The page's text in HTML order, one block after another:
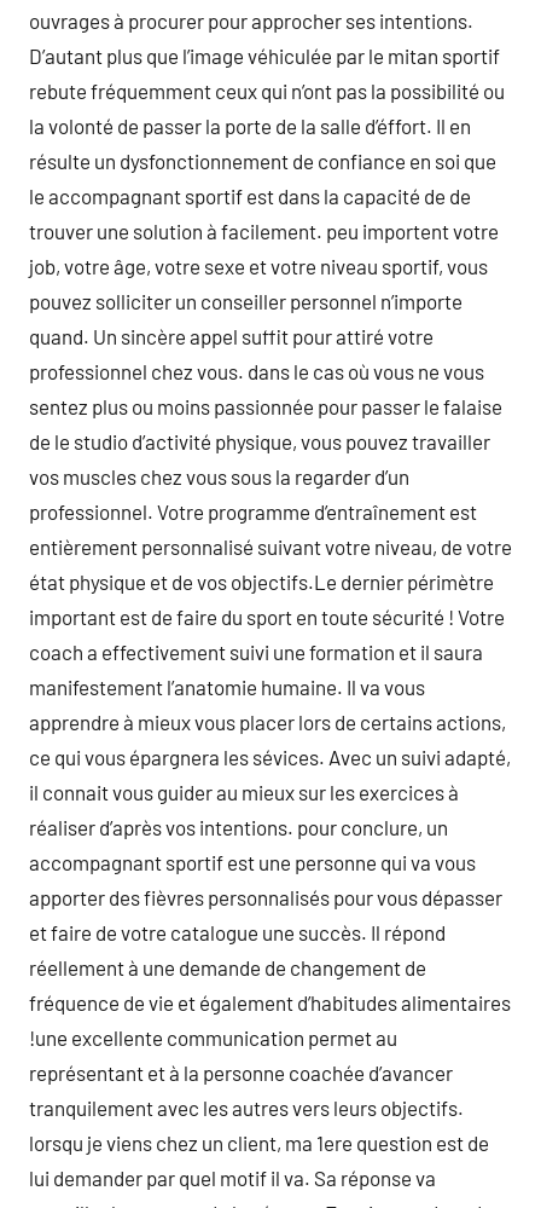
ouvrages à procurer pour approcher ses intentions.
D’autant plus que l’image véhiculée par le mitan sportif
rebute fréquemment ceux qui n’ont pas la possibilité ou
la volonté de passer la porte de la salle d’éffort. Il en
résulte un dysfonctionnement de confiance en soi que
le accompagnant sportif est dans la capacité de de
trouver une solution à facilement. peu importent votre
job, votre âge, votre sexe et votre niveau sportif, vous
pouvez solliciter un conseiller personnel n’importe
quand. Un sincère appel suffit pour attiré votre
professionnel chez vous. dans le cas où vous ne vous
sentez plus ou moins passionnée pour passer le falaise
de le studio d’activité physique, vous pouvez travailler
vos muscles chez vous sous la regarder d’un
professionnel. Votre programme d’entraînement est
entièrement personnalisé suivant votre niveau, de votre
état physique et de vos objectifs.Le dernier périmètre
important est de faire du sport en toute sécurité ! Votre
coach a effectivement suivi une formation et il saura
manifestement l’anatomie humaine. Il va vous
apprendre à mieux vous placer lors de certains actions,
ce qui vous épargnera les sévices. Avec un suivi adapté,
il connait vous guider au mieux sur les exercices à
réaliser d’après vos intentions. pour conclure, un
accompagnant sportif est une personne qui va vous
apporter des fièvres personnalisés pour vous dépasser
et faire de votre catalogue une succès. Il répond
réellement à une demande de changement de
fréquence de vie et également d’habitudes alimentaires
!une excellente communication permet au
représentant et à la personne coachée d’avancer
tranquilement avec les autres vers leurs objectifs.
lorsqu je viens chez un client, ma 1ere question est de
lui demander par quel motif il va. Sa réponse va